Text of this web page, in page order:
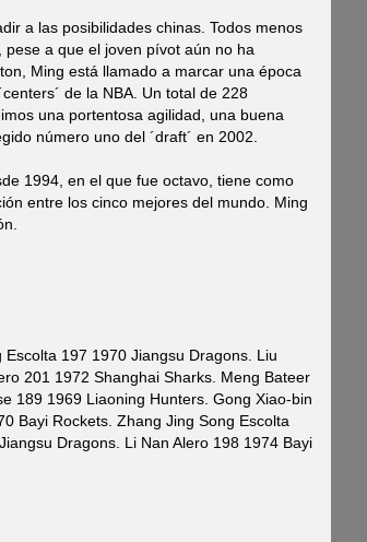
a las posibilidades chinas. Todos menos
a que el joven pívot aún no ha
Ming está llamado a marcar una época
de la NBA. Un total de 228
una portentosa agilidad, una buena
número uno del ´draft´ en 2002.
1994, en el que fue octavo, tiene como
entre los cinco mejores del mundo. Ming
197 1970 Jiangsu Dragons. Liu
201 1972 Shanghai Sharks. Meng Bateer
189 1969 Liaoning Hunters. Gong Xiao-bin
Bayi Rockets. Zhang Jing Song Escolta
Dragons. Li Nan Alero 198 1974 Bayi